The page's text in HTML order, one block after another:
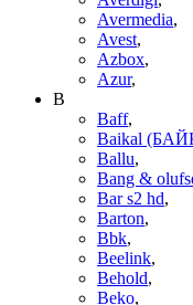
Avermedia,
Avest,
Azbox,
Azur,
B
Baff,
Baikal
Ballu,
Bang &
Bar s2 hd,
Barton,
Bbk,
Beelink,
Behold,
Beko,